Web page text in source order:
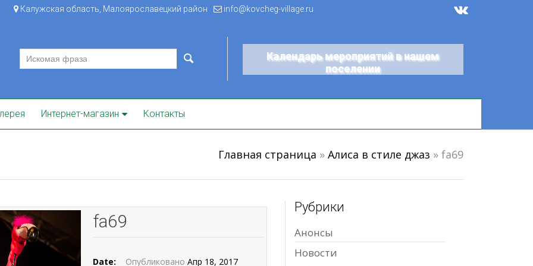
Калужская область, Малоярославецкий район info@kovcheg-village.ru
Календарь мероприятий в нашем
поселении
Интернет-магазин Контакты
Главная страница » Алиса в стиле джаз » fa69
fa69
Date: Опубликовано Апр 18, 2017
Рубрики
Анонсы
Новости